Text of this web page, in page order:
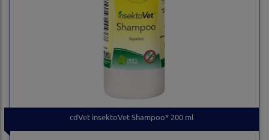
cdVet insektoVet Shampoo* 200 ml